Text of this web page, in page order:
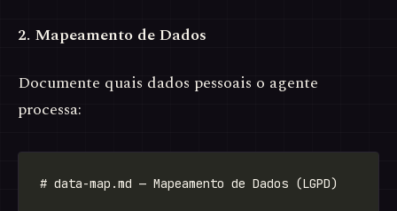
2. Mapeamento de Dados
Documente quais dados pessoais o agente
processa: